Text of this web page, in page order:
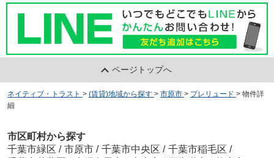
ページトップへ
ネイティブ・トラスト > (賃貸)地域から探す > 市原市 > プレリュード > 物件詳
細
市区町村から探す
千葉市緑区 / 市原市 / 千葉市中央区 / 千葉市稲毛区 /